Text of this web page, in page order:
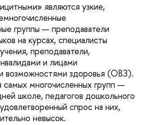
являются узкие,
группы — преподаватели
на курсах, специалисты
преподаватели,
и лицами
возможностями здоровья (ОВЗ).
самых многочисленных групп —
школе, педагогов дошкольного
спрос на них,
невысок.